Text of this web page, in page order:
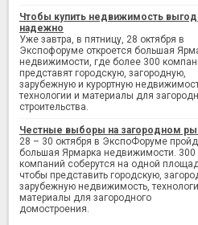
Чтобы купить недвижимость
надежно
Уже завтра, в пятницу, 28 октября в
Экспофоруме откроется большая
недвижимости, где более 300
представят городскую, загородную,
зарубежную и курортную
технологии и материалы для
строительства.
Честные выборы на загородном
28 – 30 октября в ЭкспоФоруме
большая Ярмарка недвижимости. 300
компаний соберутся на одной
чтобы представить городскую,
зарубежную недвижимость,
материалы для загородного
домостроения.